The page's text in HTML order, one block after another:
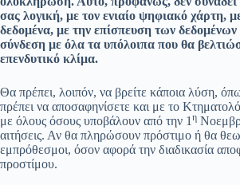
σας λογική, με τον ενιαίο ψηφιακό χάρτη,
δεδομένα, με την επίσπευση των δεδομένων
σύνδεση με όλα τα υπόλοιπα που θα
επενδυτικό κλίμα.
Θα πρέπει, λοιπόν, να βρείτε κάποια λύση,
πρέπει να αποσαφηνίσετε και με το
με όλους όσους υποβάλουν από την 1 η
αιτήσεις. Αν θα πληρώσουν πρόστιμο ή θα
εμπρόθεσμοι, όσον αφορά την διαδικασία
προστίμου.